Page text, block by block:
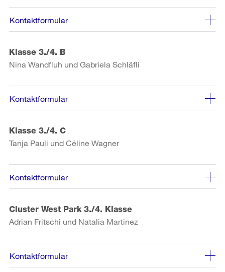
Kontaktformular
Klasse 3./4. B
Nina Wandfluh und Gabriela Schläfli
Kontaktformular
Klasse 3./4. C
Tanja Pauli und Céline Wagner
Kontaktformular
Cluster West Park 3./4. Klasse
Adrian Fritschi und Natalia Martinez
Kontaktformular